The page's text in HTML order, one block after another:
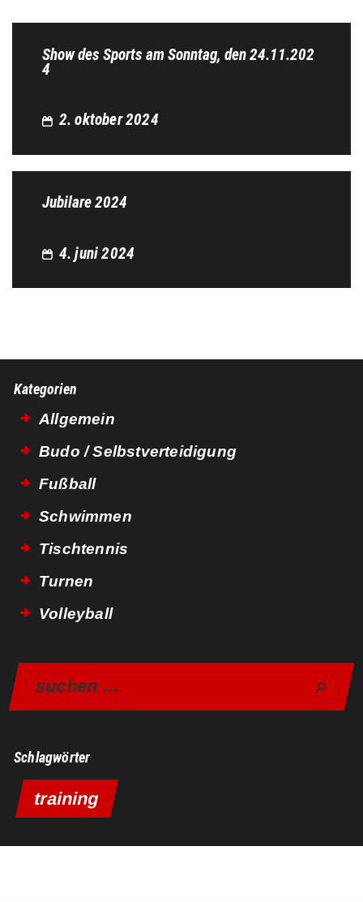
Show des Sports am Sonntag, den 24.11.202
4
2. oktober 2024
Jubilare 2024
4. juni 2024
Kategorien
Allgemein
Budo / Selbstverteidigung
Fußball
Schwimmen
Tischtennis
Turnen
Volleyball
Schlagwörter
training